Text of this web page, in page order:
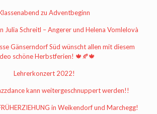
zu Adventbeginn
Julia Schreitl – Angerer und Helena Vomlelovà
Gänserndorf Süd wünscht allen mit diesem
schöne Herbstferien! 🍁🍂🍁
Lehrerkonzert 2022!
kann weitergeschnuppert werden!!
in Weikendorf und Marchegg!